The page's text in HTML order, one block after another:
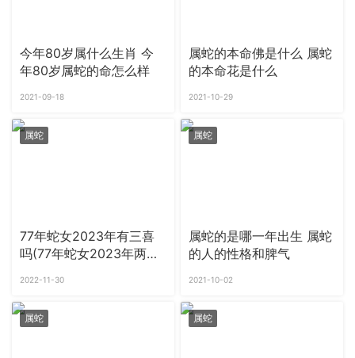
今年80岁属什么生肖 今
年80岁属蛇的命怎么样
2021-09-18
属蛇的本命佛是什么 属蛇
的本命花是什么
2021-10-29
属蛇
77年蛇女2023年有三喜
吗(77年蛇女2023年两喜
2022-11-30
属蛇
属蛇的是哪一年出生 属蛇
的人的性格和脾气
2021-10-02
属蛇 属蛇